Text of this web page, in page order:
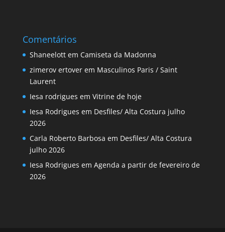
Comentários
Shaneelottem Camiseta da Madonna
zimerov ertoverem Masculinos Paris / Saint
Laurent
Iesa rodrigues em Vitrine de hoje
Iesa Rodrigues em Desfiles/ Alta Costura julho
2026
Carla Roberto Barbosa em Desfiles/ Alta Costura
julho 2026
Iesa Rodrigues em Agenda a partir de fevereiro de
2026